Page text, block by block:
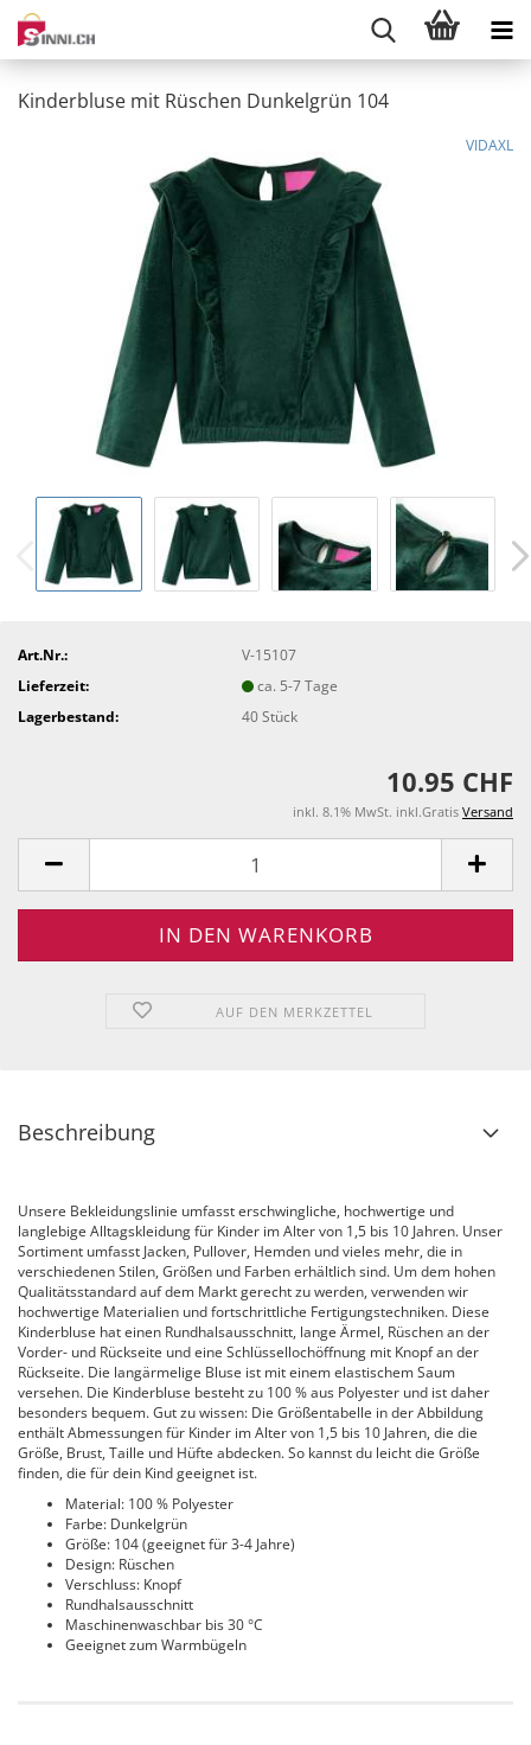
Kinderbluse mit Rüschen Dunkelgrün 104
VIDAXL
Art.Nr.:
V-15107
Lieferzeit:
ca. 5-7 Tage
Lagerbestand:
40Stück
10.95 CHF
inkl. 8.1% MwSt. inkl.Gratis Versand
AUF DEN MERKZETTEL
Beschreibung
Unsere Bekleidungslinie umfasst erschwingliche, hochwertige und
langlebige Alltagskleidung für Kinder im Alter von 1,5 bis 10 Jahren. Unser
Sortiment umfasst Jacken, Pullover, Hemden und vieles mehr, die in
verschiedenen Stilen, Größen und Farben erhältlich sind. Um dem hohen
Qualitätsstandard auf dem Markt gerecht zu werden, verwenden wir
hochwertige Materialien und fortschrittliche Fertigungstechniken. Diese
Kinderbluse hat einen Rundhalsausschnitt, lange Ärmel, Rüschen an der
Vorder- und Rückseite und eine Schlüssellochöffnung mit Knopf an der
Rückseite. Die langärmelige Bluse ist mit einem elastischem Saum
versehen. Die Kinderbluse besteht zu 100 % aus Polyester und ist daher
besonders bequem. Gut zu wissen: Die Größentabelle in der Abbildung
enthält Abmessungen für Kinder im Alter von 1,5 bis 10 Jahren, die die
Größe, Brust, Taille und Hüfte abdecken. So kannst du leicht die Größe
finden, die für dein Kind geeignet ist.
Material: 100 % Polyester
Farbe: Dunkelgrün
Größe: 104 (geeignet für 3-4 Jahre)
Design: Rüschen
Verschluss: Knopf
Rundhalsausschnitt
Maschinenwaschbar bis 30 °C
Geeignet zum Warmbügeln